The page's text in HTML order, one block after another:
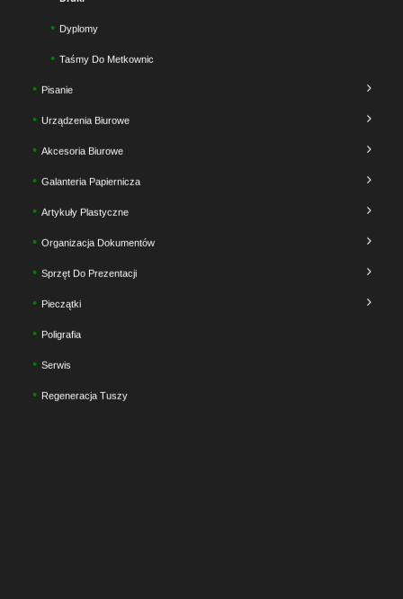
Dyplomy
Taśmy Do Metkownic
Pisanie
Urządzenia Biurowe
Akcesoria Biurowe
Galanteria Papiernicza
Artykuły Plastyczne
Organizacja Dokumentów
Sprzęt Do Prezentacji
Pieczątki
Poligrafia
Serwis
Regeneracja Tuszy